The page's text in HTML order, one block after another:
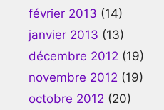
février 2013 (14)
janvier 2013 (13)
décembre 2012 (19)
novembre 2012 (19)
octobre 2012 (20)